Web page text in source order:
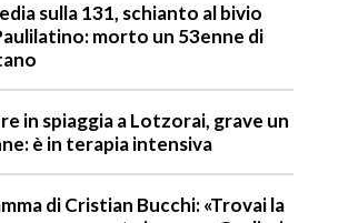
sulla 131, schianto al bivio
morto un 53enne di
in spiaggia a Lotzorai, grave un
è in terapia intensiva
di Cristian Bucchi: «Trovai la